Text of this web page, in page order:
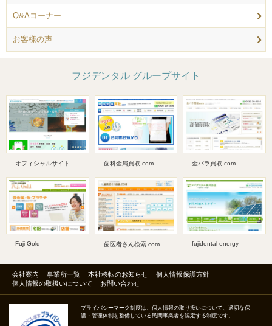
Q&Aコーナー
お客様の声
フジデンタル グループサイト
オフィシャルサイト 歯科金属買取.com 金パラ買取.com
Fuji Gold 歯医者さん検索.com fujidental energy
会社案内 事業所一覧 本社移転のお知らせ
個人情報保護方針
個人情報の取扱いについて
お問い合わせ
プライバシーマーク制度は、個人情報の取り扱いについて、適切な保
護・管理体制を整備している民間事業者を認定する制度です。